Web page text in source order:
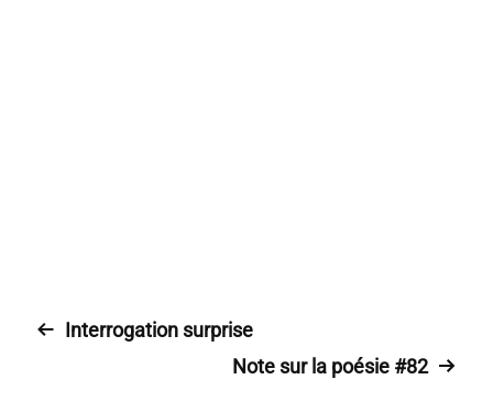
Interrogation surprise
Note sur la poésie #82